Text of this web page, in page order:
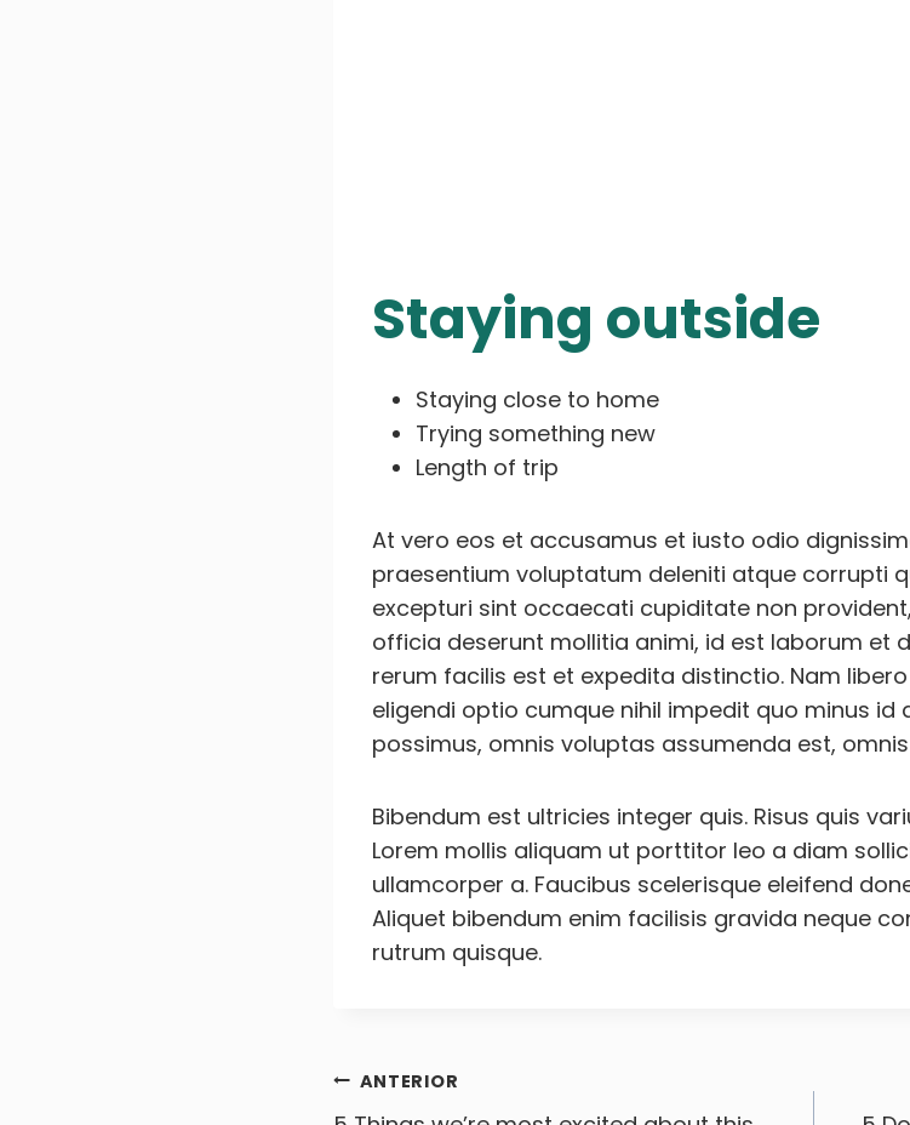
Staying outside
Staying close to home
Trying something new
Length of trip
At vero eos et accusamus et iusto odio
praesentium voluptatum deleniti atque corrupti
excepturi sint occaecati cupiditate non
officia deserunt mollitia animi, id est laborum et
rerum facilis est et expedita distinctio. Nam
eligendi optio cumque nihil impedit quo minus
possimus, omnis voluptas assumenda est,
Bibendum est ultricies integer quis. Risus quis
Lorem mollis aliquam ut porttitor leo a diam
ullamcorper a. Faucibus scelerisque eleifend
Aliquet bibendum enim facilisis gravida neque
rutrum quisque.
Navegación
ANTERIOR